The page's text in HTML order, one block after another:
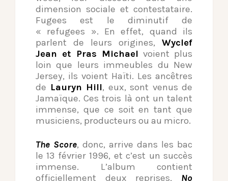
dimension sociale et contestataire.
Fugees est le diminutif de
« refugees ». En effet, quand ils
parlent de leurs origines, Wyclef
Jean et Pras Michael voient plus
loin que leurs immeubles du New
Jersey, ils voient Haïti. Les ancêtres
de Lauryn Hill, eux, sont venus de
Jamaïque. Ces trois là ont un talent
immense, que ce soit en tant que
musiciens, producteurs ou au micro.
The Score, donc, arrive dans les bac
le 13 février 1996, et c’est un succès
immense. L’album contient
officiellement deux reprises, No